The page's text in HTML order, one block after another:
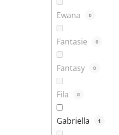
Ewana 0
Fantasie 0
Fantasy 0
Fila 0
Gabriella 1